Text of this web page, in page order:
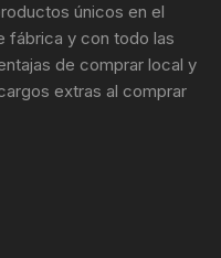
únicos en el
fábrica y con todo las
de comprar local y
extras al comprar